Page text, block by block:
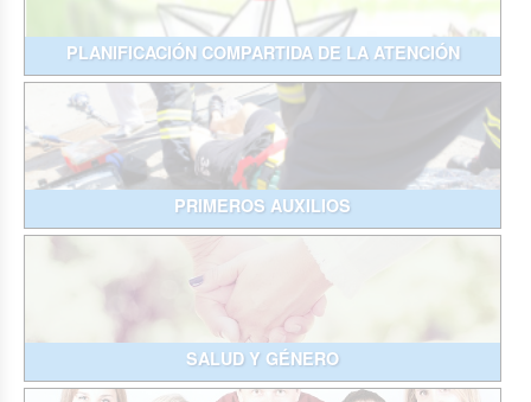
PLANIFICACIÓN COMPARTIDA DE LA ATENCIÓN
PRIMEROS AUXILIOS
SALUD Y GÉNERO